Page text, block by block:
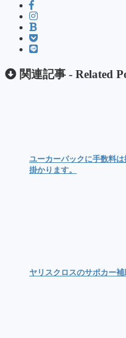
関連記事 - Related
ユーカーパックに手数料
掛かります。
ヤリスクロスのサポカー